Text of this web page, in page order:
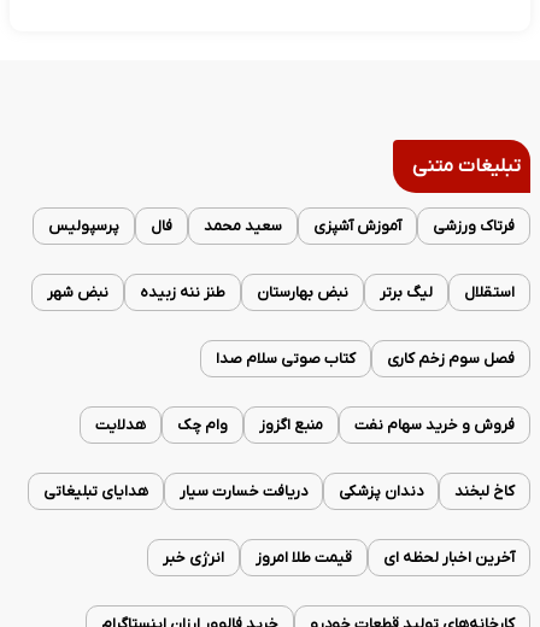
تبلیغات متنی
فرتاک ورزشی آموزش آشپزی سعید محمد فال پرسپولیس
استقلال لیگ برتر نبض بهارستان طنز ننه زبیده نبض شهر
فصل سوم زخم کاری کتاب صوتی سلام صدا
فروش و خرید سهام نفت منبع اگزوز وام چک هدلایت
کاخ لبخند دندان پزشکی دریافت خسارت سیار هدایای تبلیغاتی
آخرین اخبار لحظه ای قیمت طلا امروز انرژی خبر